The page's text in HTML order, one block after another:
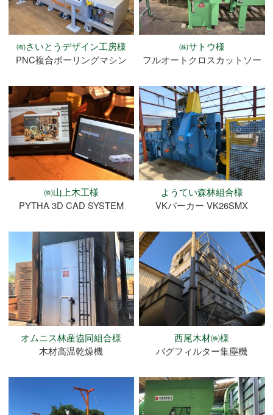
㈲さいとうデザイン工房様
PNC複合ボーリングマシン
㈱サトウ様
フルオートクロスカットソー
㈱山上木工様
PYTHA 3D CAD SYSTEM
ようてい森林組合様
VKバーカー VK26SMX
オムニス林産協同組合様
木材高温乾燥機
西尾木材㈱様
バグフィルター集塵機